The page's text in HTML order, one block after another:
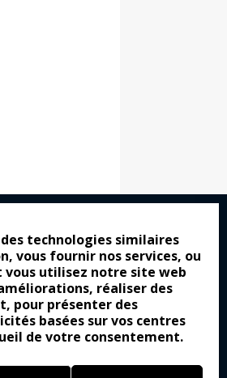
technologies similaires
vous fournir nos services, ou
vous utilisez notre site web
réaliser des
pour présenter des
basées sur vos centres
de votre consentement.